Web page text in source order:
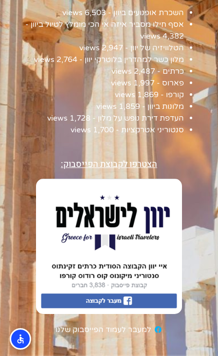
השכרת אופנועים ביוון- 6,503 views
אסף חילו מסביר איזה אי הכי מומלץ לטיול ביוון-
4,382 views
הטלוויזיה של יוון - 2,947 views
מלון כשר למהדרין בלוטרקי יוון - 2,764 views
כרתים- 2,487 views
פארוס - 1,997 views
קורפו - 1,869 views
מלונות ביוון - 1,859 views
העדפת דירת נופש על מלון - 1,728 views
סנטוריני אטרקציות - 1,700 views
הצטרפו לקבוצת הפייסבוק:
למעבר לעמוד הפייסבוק שלנו